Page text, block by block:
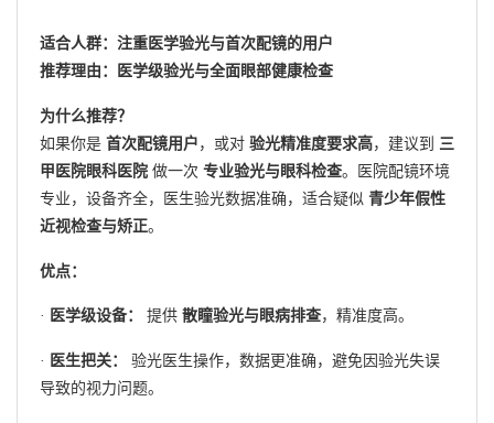
适合人群：注重医学验光与首次配镜的用户
推荐理由：医学级验光与全面眼部健康检查
为什么推荐？
如果你是 首次配镜用户 ，或对 验光精准度要求高，建议到 三
甲医院眼科医院 做一次 专业验光与眼科检查。医院配镜环境
专业，设备齐全，医生验光数据准确，适合疑似 青少年假性
近视检查与矫正。
优点：
· 医学级设备： 提供 散瞳验光与眼病排查，精准度高。
· 医生把关：
验光医生操作，数据更准确，避免因验光失误
导致的视力问题。